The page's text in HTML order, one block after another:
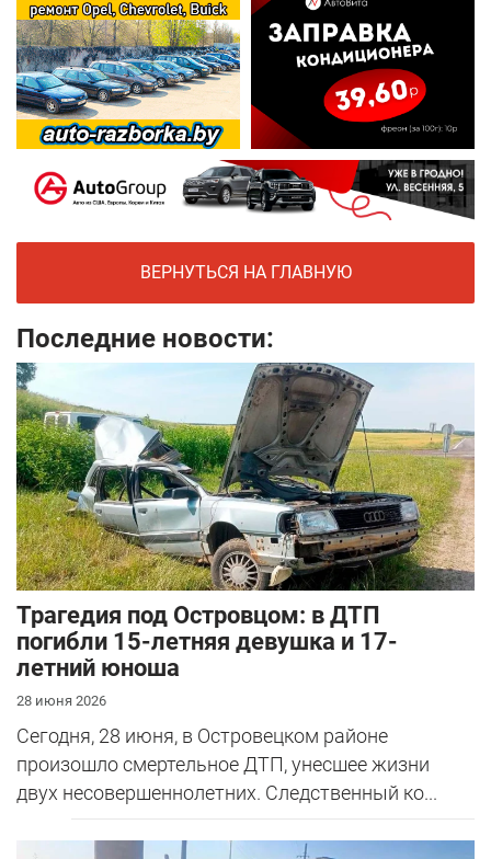
ВЕРНУТЬСЯ НА ГЛАВНУЮ
Последние новости:
Трагедия под Островцом: в ДТП
погибли 15-летняя девушка и 17-
летний юноша
28 июня 2026
Сегодня, 28 июня, в Островецком районе
произошло смертельное ДТП, унесшее жизни
двух несовершеннолетних. Следственный ко...